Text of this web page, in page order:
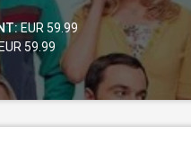
EUR 59.99
EUR 59.99